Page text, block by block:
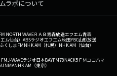
ラボについて
NORTH WAVEＲＡＢ青森放送エフエム青森
ム仙台） ABSラジオエフエム秋田YBC山形放送
ふくしまFMNHK AM（札幌） NHK AM（仙台）
FMJ-WAVEラジオ日本BAYFM78NACK5 ＦＭヨコハマ
NHK AM（東京）